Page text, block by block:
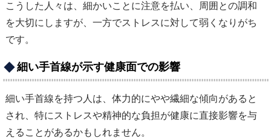
こうした人々は、細かいことに注意を払い、周囲との調和
を大切にしますが、一方でストレスに対して弱くなりがち
です。
細い手首線が示す健康面での影響
細い手首線を持つ人は、体力的にやや繊細な傾向があると
され、特にストレスや精神的な負担が健康に直接影響を与
えることがあるかもしれません。